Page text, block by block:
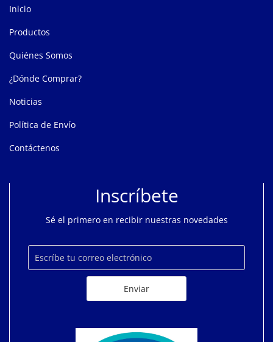
Inicio
Productos
Quiénes Somos
¿Dónde Comprar?
Noticias
Política de Envío
Contáctenos
Inscríbete
Sé el primero en recibir nuestras novedades